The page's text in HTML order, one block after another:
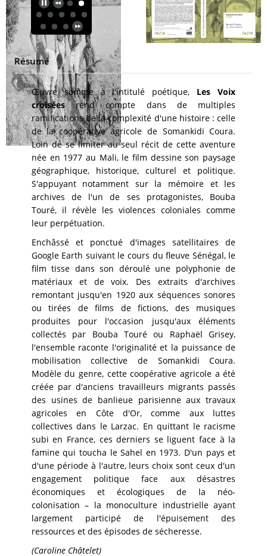
Résumé
Œuvre somme à l'intitulé poétique, Les Voix
croiséesrend compte dans de multiples
ramifications de la complexité d'une histoire : celle
de la coopérative agricole de Somankidi Coura.
Loin de se limiter au seul récit de cette aventure
née en 1977 au Mali, le film dessine son paysage
géographique, historique, culturel et politique.
S'appuyant notamment sur la mémoire et les
archives de l'un de ses protagonistes, Bouba
Touré, il révèle les violences coloniales comme
leur perpétuation.
Enchâssé et ponctué d'images satellitaires de
Google Earth suivant le cours du fleuve Sénégal, le
film tisse dans son déroulé une polyphonie de
matériaux et de voix. Des extraits d'archives
remontant jusqu'en 1920 aux séquences sonores
ou tirées de films de fictions, des musiques
produites pour l'occasion jusqu'aux éléments
collectés par Bouba Touré ou Raphaël Grisey,
l'ensemble raconte l'originalité et la puissance de
mobilisation collective de Somankidi Coura.
Modèle du genre, cette coopérative agricole a été
créée par d'anciens travailleurs migrants passés
des usines de banlieue parisienne aux travaux
agricoles en Côte d'Or, comme aux luttes
collectives dans le Larzac. En quittant le racisme
subi en France, ces derniers se liguent face à la
famine qui toucha le Sahel en 1973. D'un pays et
d'une période à l'autre, leurs choix sont ceux d'un
engagement politique face aux désastres
économiques et écologiques de la néo-
colonisation – la monoculture industrielle ayant
largement participé de l'épuisement des
ressources et des épisodes de sécheresse.
(Caroline Châtelet)